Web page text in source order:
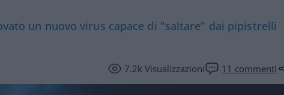
un nuovo virus capace di "saltare" dai pipistrelli
7.2kVisualizzazioni 11 commenti